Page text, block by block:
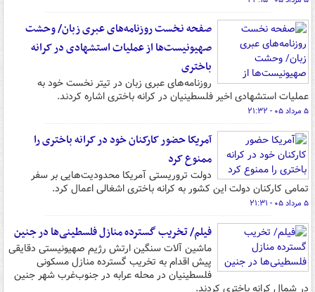
صفحه نخست روزنامه‌های عبری زبان/ وحشت
صهیونیست‌ها از عملیات استشهادی در کرانه
باختری
روزنامه‌های عبری زبان در تیتر نخست خود به
عملیات استشهادی اخیر فلسطینیان در کرانه باختری اشاره کردند.
۵ مرداد ۰۵ - ۲۱:۳۲
آمریکا حضور کارکنان خود در کرانه باختری را
ممنوع کرد
دولت تروریستی آمریکا محدودیت‌هایی بر سفر
تمامی کارکنان دولت این کشور به کرانه باختری اشغالی اعمال کرد.
۵ مرداد ۰۵ - ۲۱:۳۱
فیلم/ تخریب گسترده منازل فلسطینی‌ها در جنین
ماشین‌ آلات سنگین ارتش رژیم صهیونیستی دقایقی
پیش اقدام به تخریب گسترده منازل مسکونی
فلسطینیان در محله عرابه در جنوب‌غرب شهر جنین
در شمال کرانه باختری کردند.